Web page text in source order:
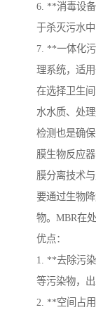
6. **消毒设
于杀灭污水
7. **一体化
理系统，适
在选择卫生
水水质、处
检测也是确
膜生物反应
膜分离技术
要通过生物
物。MBR在
优点：
1. **去除污
等污染物，
2. **空间占